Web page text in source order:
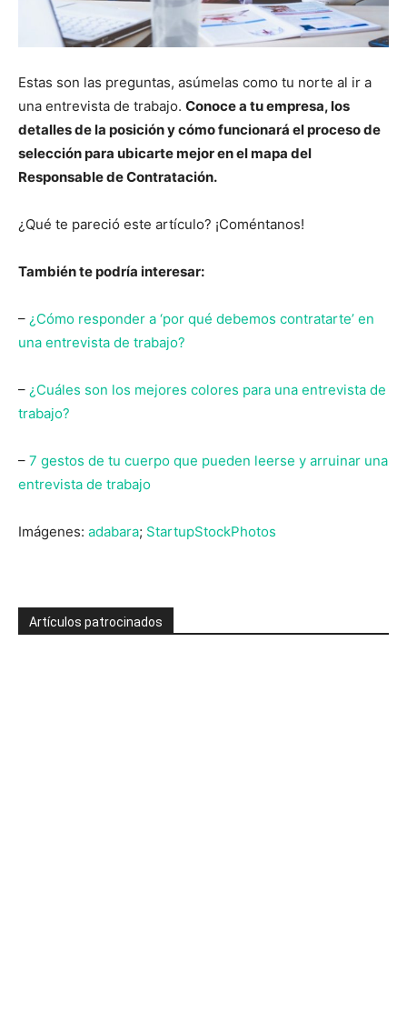
Estas son las preguntas, asúmelas como tu norte al ir a
una entrevista de trabajo. Conoce a tu empresa, los
detalles de la posición y cómo funcionará el proceso de
selección para ubicarte mejor en el mapa del
Responsable de Contratación.
¿Qué te pareció este artículo? ¡Coméntanos!
También te podría interesar:
– ¿Cómo responder a ‘por qué debemos contratarte’ en
una entrevista de trabajo?
– ¿Cuáles son los mejores colores para una entrevista de
trabajo?
– 7 gestos de tu cuerpo que pueden leerse y arruinar una
entrevista de trabajo
Imágenes: adabara; StartupStockPhotos
Artículos patrocinados